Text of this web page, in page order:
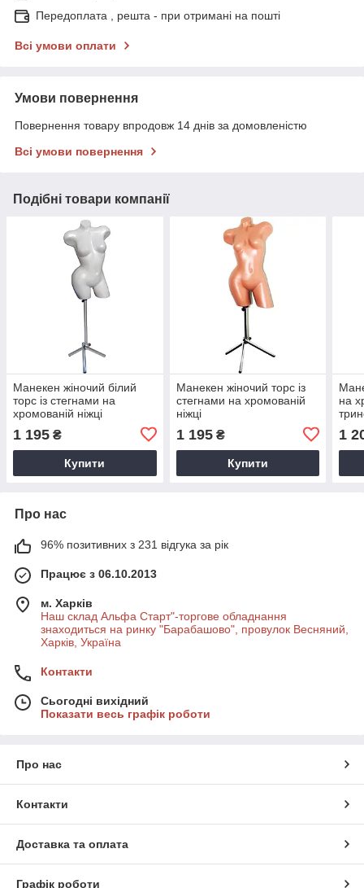
Передоплата , решта - при отримані на пошті
Всі умови оплати
Умови повернення
Повернення товару впродовж 14 днів за домовленістю
Всі умови повернення
Подібні товари компанії
Манекен жіночий білий
торс із стегнами на
хромованій ніжці
1 195 ₴
Купити
Манекен жіночий торс із
стегнами на хромованій
ніжці
1 195₴
Купити
на
1
Про нас
96% позитивних з 231 відгука за рік
Працює з 06.10.2013
м. Харків
Наш склад Альфа Старт"-торгове обладнання
знаходиться на ринку "Барабашово", провулок Весняний,
Харків, Україна
Контакти
Сьогодні вихідний
Показати весь графік роботи
Про нас
Контакти
Доставка та оплата
Графік роботи